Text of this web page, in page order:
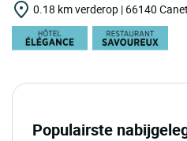
0.18 km verderop | 66140
Populairste